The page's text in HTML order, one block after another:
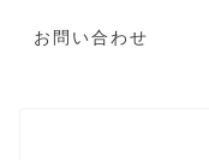
お問い合わせ